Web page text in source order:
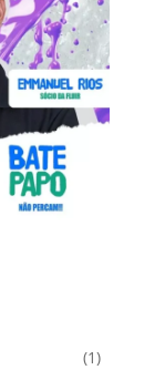
(1)